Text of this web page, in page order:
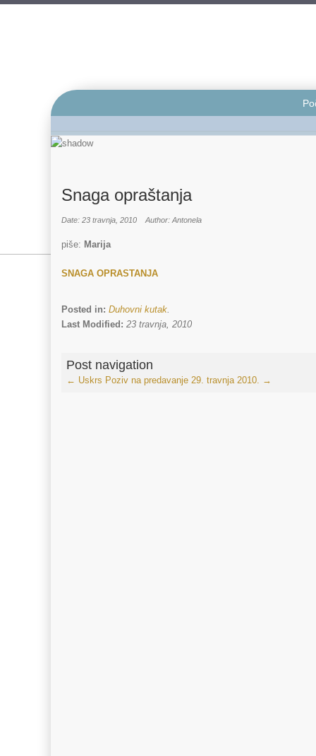
Snaga opraštanja
Date: 23 travnja, 2010 Author: Antonela
piše: Marija
SNAGA OPRASTANJA
Posted in: Duhovni kutak.
Last Modified: 23 travnja, 2010
Post navigation
← Uskrs Poziv na predavanje 29. travnja 2010. →